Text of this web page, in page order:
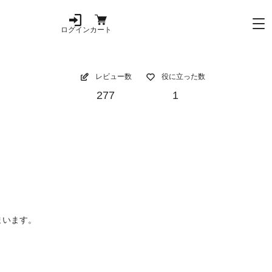
ログインカート
レビュー数
277
役に立った数
1
ます。